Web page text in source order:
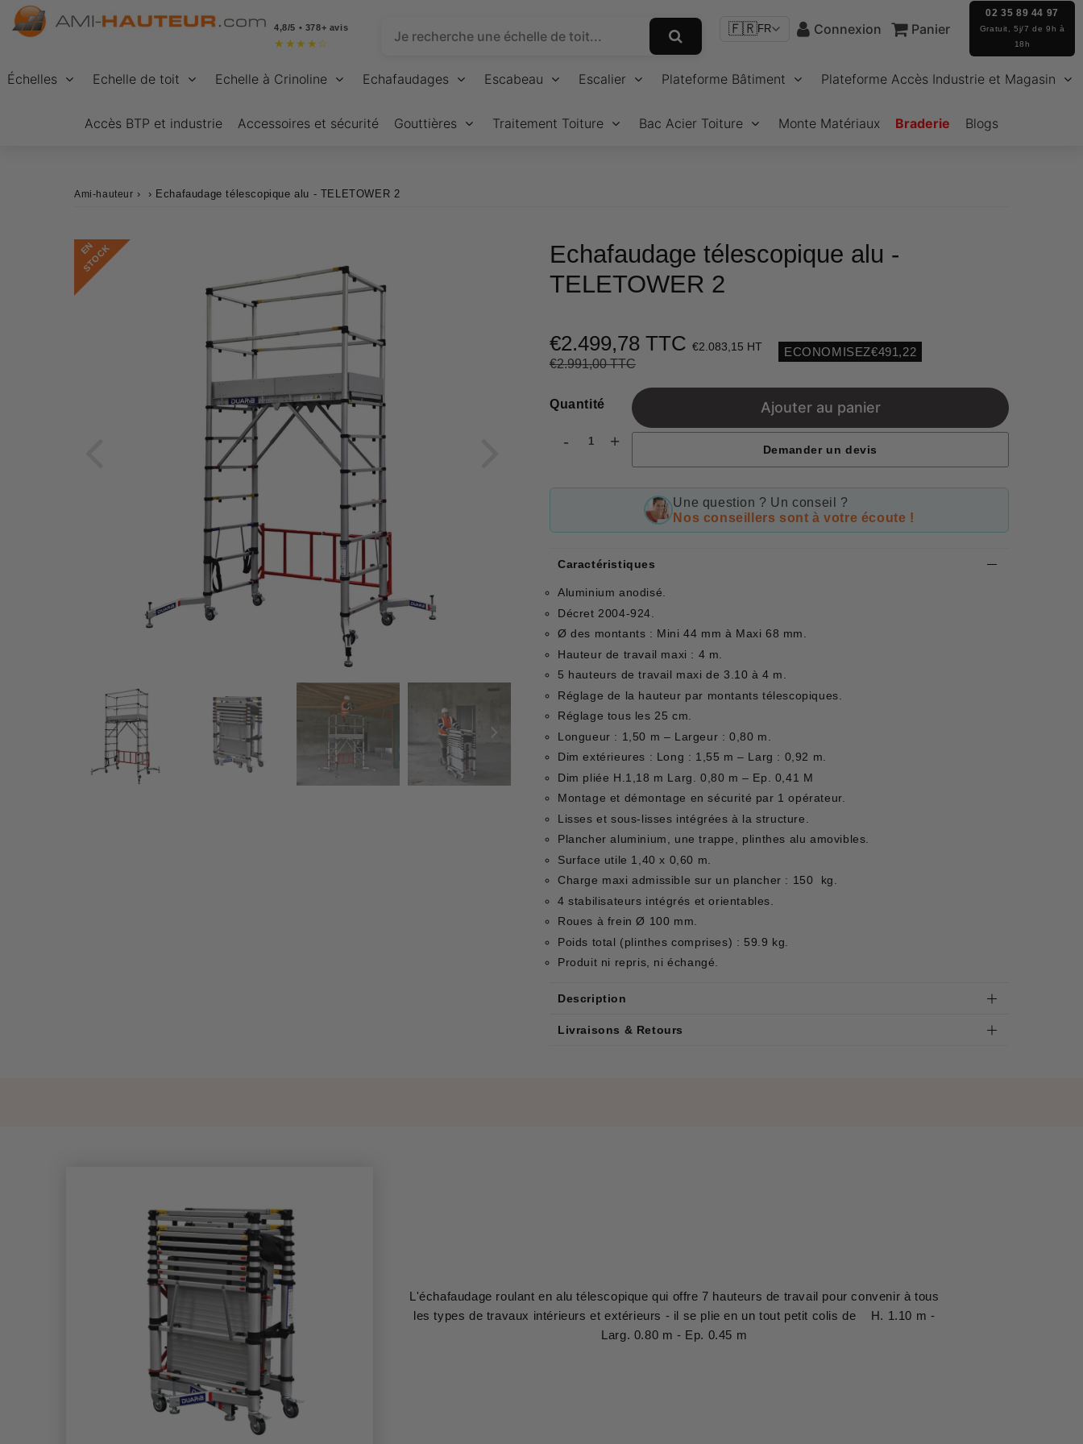
4,8/5 • 378+ avis
★ ★ ★ ★ ☆
🇫🇷FR Connexion Panier
02 35 89 44 97
Gratuit, 5j/7 de 9h à
18h
Échelles Echelle de toit Echelle à Crinoline Echafaudages Escabeau Escalier Plateforme Bâtiment Plateforme Accès Industrie et Magasin
Accès BTP et industrie Accessoires et sécurité Gouttières Traitement Toiture Bac Acier Toiture Monte Matériaux Braderie Blogs
Ami-hauteur › › Echafaudage télescopique alu - TELETOWER 2
E
N
S
T
O
C
K
Echafaudage télescopique alu -
TELETOWER 2
€2.499,78 TTC €2.083,15 HT
€2.991,00 TTC
Unit
ECONOMISEZ€491,22
Quantité
- +
Ajouter au panier
Demander un devis
Une question ? Un conseil ?
Nos conseillers sont à votre écoute !
Caractéristiques
Aluminium anodisé.
Décret 2004-924.
Ø des montants : Mini 44 mm à Maxi 68 mm.
Hauteur de travail maxi : 4 m.
5 hauteurs de travail maxi de 3.10 à 4 m.
Réglage de la hauteur par montants télescopiques.
Réglage tous les 25 cm.
Longueur : 1,50 m – Largeur : 0,80 m.
Dim extérieures : Long : 1,55 m – Larg : 0,92 m.
Dim pliée H.1,18 m Larg. 0,80 m – Ep. 0,41 M
Montage et démontage en sécurité par 1 opérateur.
Lisses et sous-lisses intégrées à la structure.
Plancher aluminium, une trappe, plinthes alu amovibles.
Surface utile 1,40 x 0,60 m.
Charge maxi admissible sur un plancher : 150 kg.
4 stabilisateurs intégrés et orientables.
Roues à frein Ø 100 mm.
Poids total (plinthes comprises) : 59.9 kg.
Produit ni repris, ni échangé.
Description
Livraisons & Retours
L'échafaudage roulant en alu télescopique qui offre 7 hauteurs de travail pour convenir à tous
les types de travaux intérieurs et extérieurs - il se plie en un tout petit colis de H. 1.10 m -
Larg. 0.80 m - Ep. 0.45 m